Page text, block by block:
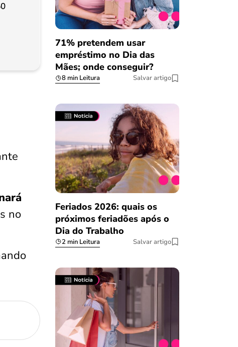
no
71% pretendem usar
empréstimo no Dia das
Mães; onde conseguir?
8 min Leitura Salvar artigo
Feriados 2026: quais os
próximos feriadões após o
Dia do Trabalho
2 min Leitura Salvar artigo